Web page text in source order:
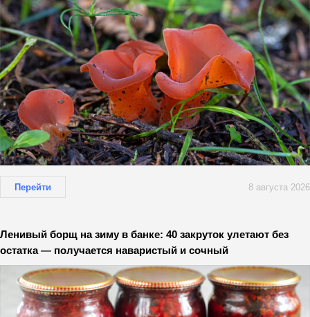
Перейти 8 августа 2026
Ленивый борщ на зиму в банке: 40 закруток улетают без
остатка — получается наваристый и сочный